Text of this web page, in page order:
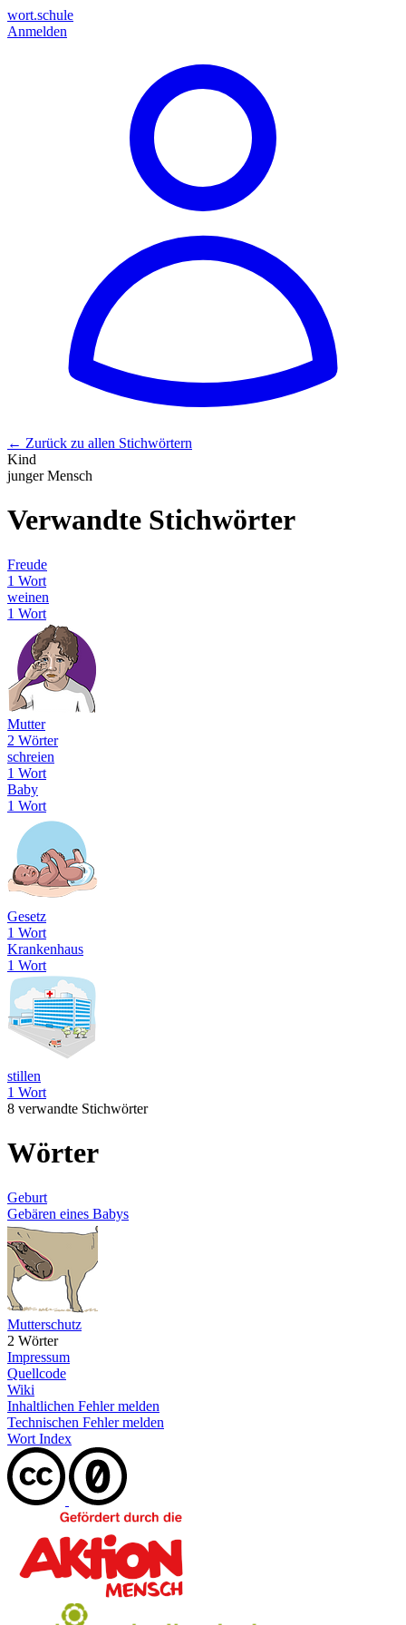
wort.schule
Anmelden
← Zurück zu allen Stichwörtern
Kind
junger Mensch
Verwandte Stichwörter
Freude
1 Wort
weinen
1 Wort
Mutter
2 Wörter
schreien
1 Wort
Baby
1 Wort
Gesetz
1 Wort
Krankenhaus
1 Wort
stillen
1 Wort
8 verwandte Stichwörter
Wörter
Geburt
Gebären eines Babys
Mutterschutz
2 Wörter
Impressum
Quellcode
Wiki
Inhaltlichen Fehler melden
Technischen Fehler melden
Wort Index